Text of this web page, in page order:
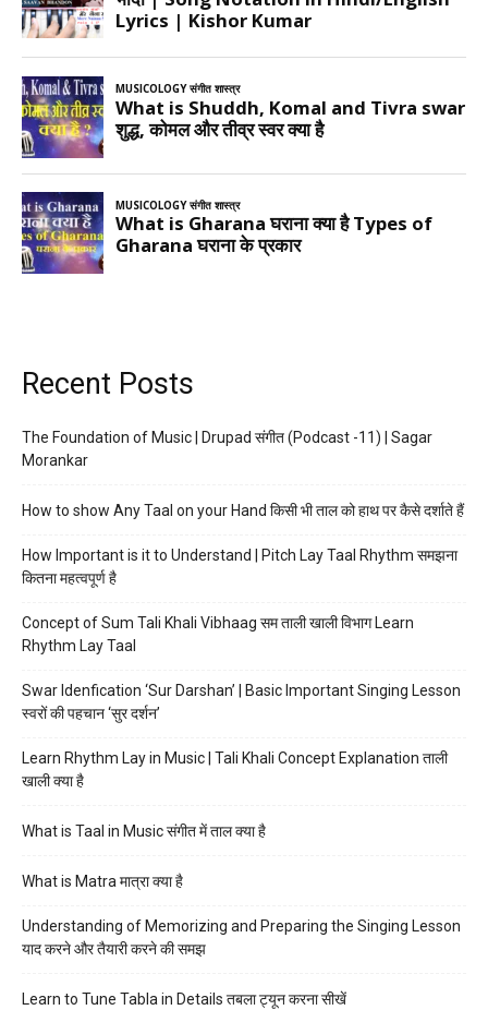
Recent Posts
The Foundation of Music | Drupad संगीत (Podcast -11) | Sagar
Morankar
How to show Any Taal on your Hand किसी भी ताल को हाथ पर कैसे दर्शाते हैं
How Important is it to Understand | Pitch Lay Taal Rhythm समझना
कितना महत्वपूर्ण है
Concept of Sum Tali Khali Vibhaag सम ताली खाली विभाग Learn
Rhythm Lay Taal
Swar Idenfication ‘Sur Darshan’ | Basic Important Singing Lesson
स्वरों की पहचान ‘सुर दर्शन’
Learn Rhythm Lay in Music | Tali Khali Concept Explanation ताली
खाली क्या है
What is Taal in Music संगीत में ताल क्या है
What is Matra मात्रा क्या है
Understanding of Memorizing and Preparing the Singing Lesson
याद करने और तैयारी करने की समझ
Learn to Tune Tabla in Details तबला ट्यून करना सीखें